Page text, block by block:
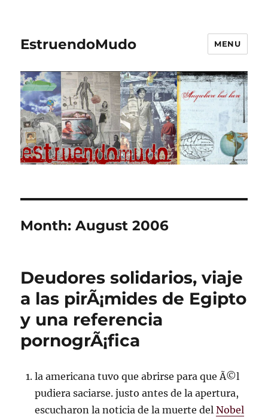
EstruendoMudo MENU
Month:August 2006
Deudores solidarios, viaje
a las pirÃ¡mides de Egipto
y una referencia
pornogrÃ¡fica
la americana tuvo que abrirse para que Ã©l
pudiera saciarse. justo antes de la apertura,
escucharon la noticia de la muerte delNobel